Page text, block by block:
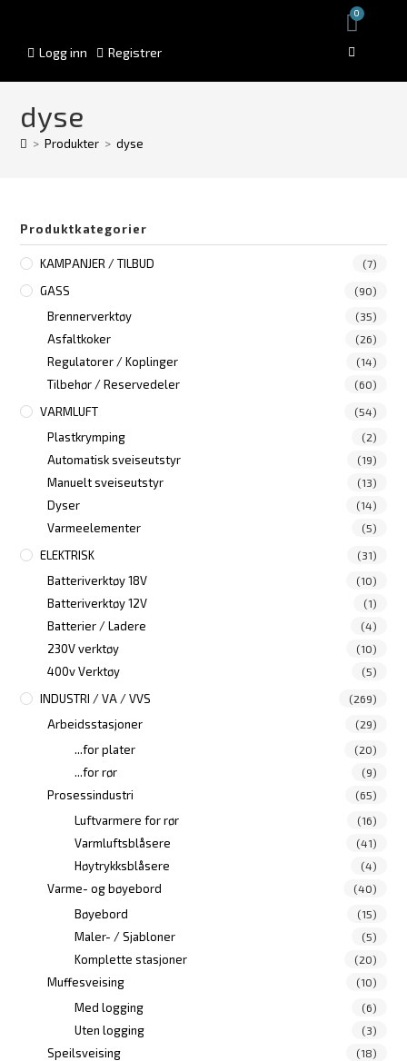
Logg inn Registrer
0
dyse
> Produkter > dyse
Produktkategorier
KAMPANJER / TILBUD (7)
GASS (90)
Brennerverktøy (35)
Asfaltkoker (26)
Regulatorer / Koplinger (14)
Tilbehør / Reservedeler (60)
VARMLUFT (54)
Plastkrymping (2)
Automatisk sveiseutstyr (19)
Manuelt sveiseutstyr (13)
Dyser (14)
Varmeelementer (5)
ELEKTRISK (31)
Batteriverktøy 18V (10)
Batteriverktøy 12V (1)
Batterier / Ladere (4)
230V verktøy (10)
400v Verktøy (5)
INDUSTRI / VA / VVS (269)
Arbeidsstasjoner (29)
...for plater (20)
...for rør (9)
Prosessindustri (65)
Luftvarmere for rør (16)
Varmluftsblåsere (41)
Høytrykksblåsere (4)
Varme- og bøyebord (40)
Bøyebord (15)
Maler- / Sjabloner (5)
Komplette stasjoner (20)
Muffesveising (10)
Med logging (6)
Uten logging (3)
Speilsveising (18)